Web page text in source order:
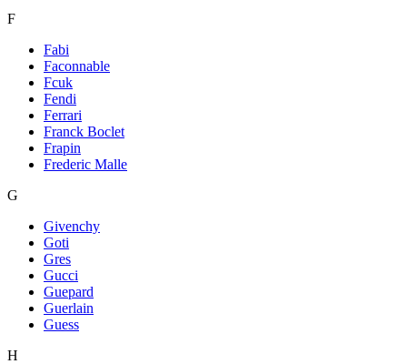
F
Fabi
Faconnable
Fcuk
Fendi
Ferrari
Franck Boclet
Frapin
Frederic Malle
G
Givenchy
Goti
Gres
Gucci
Guepard
Guerlain
Guess
H